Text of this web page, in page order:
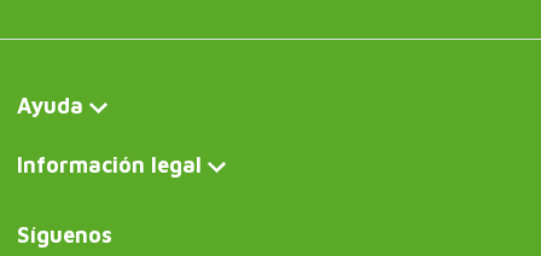
Ayuda
Información legal
Síguenos